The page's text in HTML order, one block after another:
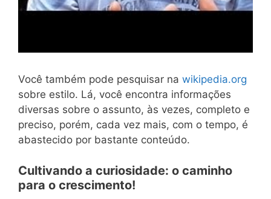
Você também pode pesquisar na wikipedia.org
sobre estilo. Lá, você encontra informações
diversas sobre o assunto, às vezes, completo e
preciso, porém, cada vez mais, com o tempo, é
abastecido por bastante conteúdo.
Cultivando a curiosidade: o caminho
para o crescimento!